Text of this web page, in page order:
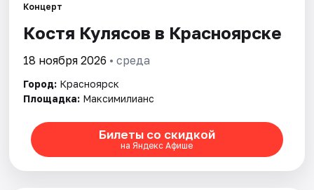
Площадки
Рейтинги
Концерт
Костя Кулясов в Красноярске
18 ноября 2026 • среда
Город: Красноярск
Площадка: Максимилианс
Билеты со скидкой
на Яндекс Афише